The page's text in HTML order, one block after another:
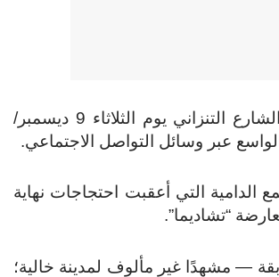
فشلت الدعوات للتظاهر ضد الرئيسة سامية سولوهو حسن في تحريك الشارع التنزاني يوم الثلاثاء 9 ديسمبر/
التي أعقبت احتجاجات نهاية
— مشهدًا غير مألوف لمدينة خالية؛